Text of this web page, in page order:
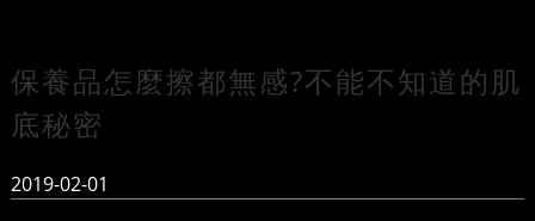
保養品怎麼擦都無感?不能不知道的肌
底秘密
2019-02-01